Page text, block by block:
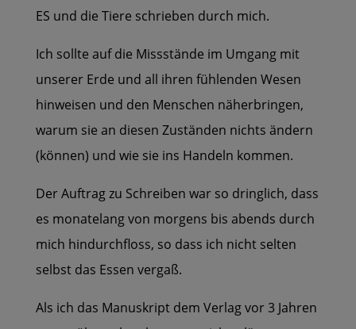
ES und die Tiere schrieben durch mich.
Ich sollte auf die Missstände im Umgang mit
unserer Erde und all ihren fühlenden Wesen
hinweisen und den Menschen näherbringen,
warum sie an diesen Zuständen nichts ändern
(können) und wie sie ins Handeln kommen.
Der Auftrag zu Schreiben war so dringlich, dass
es monatelang von morgens bis abends durch
mich hindurchfloss, so dass ich nicht selten
selbst das Essen vergaß.
Als ich das Manuskript dem Verlag vor 3 Jahren